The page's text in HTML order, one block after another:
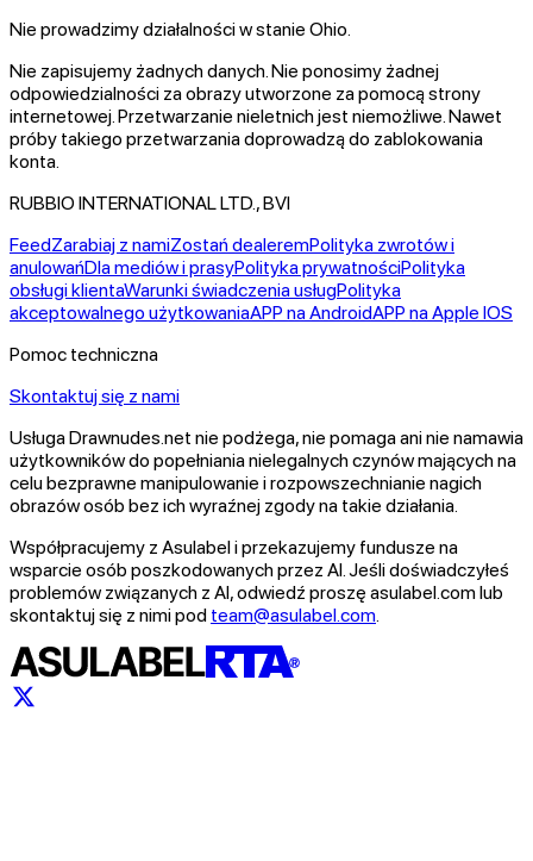
Nie prowadzimy działalności w stanie Ohio.
Nie zapisujemy żadnych danych. Nie ponosimy żadnej
odpowiedzialności za obrazy utworzone za pomocą strony
internetowej. Przetwarzanie nieletnich jest niemożliwe. Nawet
próby takiego przetwarzania doprowadzą do zablokowania
konta.
RUBBIO INTERNATIONAL LTD., BVI
FeedZarabiaj z namiZostań dealeremPolityka zwrotów i
anulowańDla mediów i prasyPolityka prywatnościPolityka
obsługi klientaWarunki świadczenia usługPolityka
akceptowalnego użytkowaniaAPP na AndroidAPP na Apple IOS
Pomoc techniczna
Skontaktuj się z nami
Usługa Drawnudes.net nie podżega, nie pomaga ani nie namawia
użytkowników do popełniania nielegalnych czynów mających na
celu bezprawne manipulowanie i rozpowszechnianie nagich
obrazów osób bez ich wyraźnej zgody na takie działania.
Współpracujemy z Asulabel i przekazujemy fundusze na
wsparcie osób poszkodowanych przez AI. Jeśli doświadczyłeś
problemów związanych z AI, odwiedź proszę asulabel.com lub
skontaktuj się z nimi pod team@asulabel.com